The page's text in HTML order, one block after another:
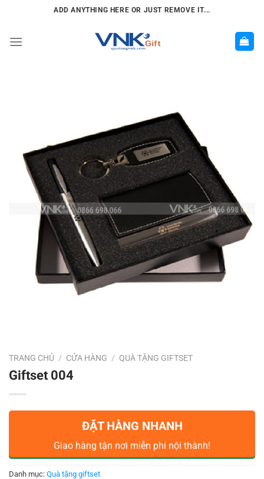
nội
ADD ANYTHING HERE OR JUST REMOVE IT...
TRANG CHỦ / CỬA HÀNG / QUÀ TẶNG GIFTSET
Giftset 004
ĐẶT HÀNG NHANH
Giao hàng tận nơi miễn phí nội thành!
Danh mục: Quà tặng giftset